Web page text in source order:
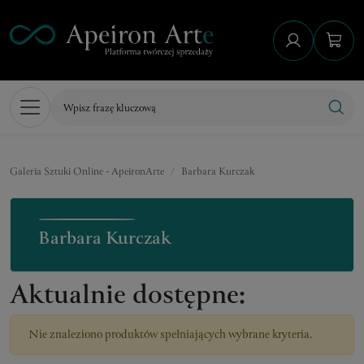
Galeria Sztuki Online - ApeironArte Barbara Kurczak
Barbara Kurczak
Aktualnie dostępne:
Nie znaleziono produktów spełniających wybrane kryteria.